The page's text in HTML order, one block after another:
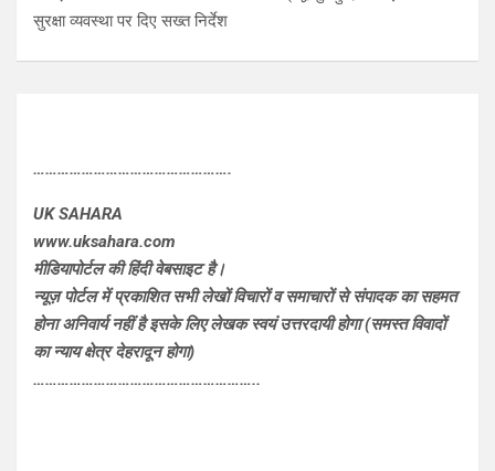
सुरक्षा व्यवस्था पर दिए सख्त निर्देश
………………………………………….
UK SAHARA
www.uksahara.com
मीडियापोर्टल की हिंदी वेबसाइट है।
न्यूज़ पोर्टल में प्रकाशित सभी लेखों विचारों व समाचारों से संपादक का सहमत
होना अनिवार्य नहीं है इसके लिए लेखक स्वयं उत्तरदायी होगा (समस्त विवादों
का न्याय क्षेत्र देहरादून होगा)
………………………………………………..